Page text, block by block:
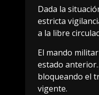
Dada la
estricta
a la libre
El mando
estado
bloqueando el
vigente.